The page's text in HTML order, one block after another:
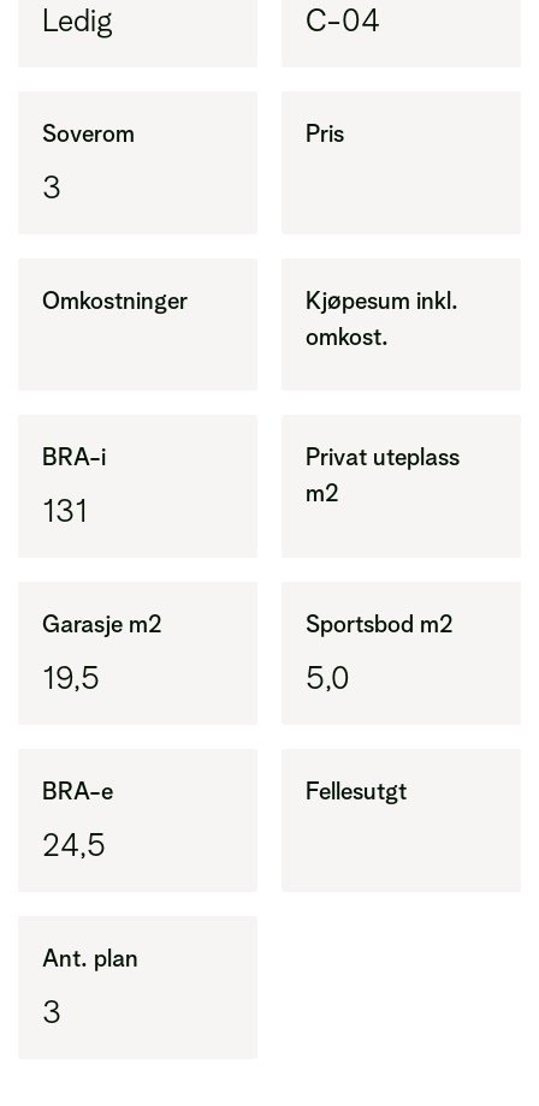
Ledig C-04
Soverom
3
Pris
Omkostninger
Kjøpesum inkl.
omkost.
BRA-i
131
Privat uteplass
m2
Garasje m2
19,5
Sportsbod m2
5,0
BRA-e
24,5
Fellesutgt
Ant. plan
3